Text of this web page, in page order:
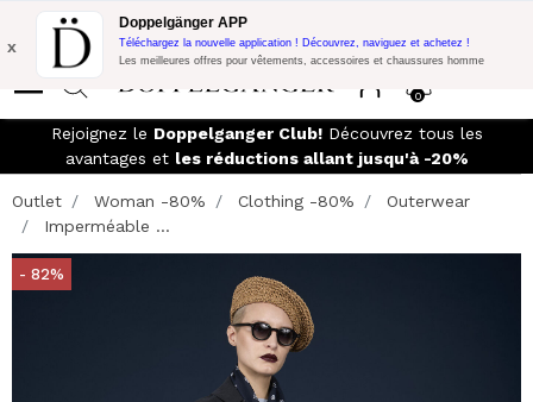
Promo Flash: 10% de réduction supplémentaire sur 300€ d'achat
avec le code:
0
x
Doppelgänger APP
Téléchargez la nouvelle application ! Découvrez, naviguez et achetez !
Les meilleures offres pour vêtements, accessoires et chaussures homme
Rejoignez le Doppelganger Club!Découvrez tous les
avantages et les réductions allant jusqu'à -20%
Outlet Woman -80% Clothing -80%
Outerwear
Imperméable ...
- 82%